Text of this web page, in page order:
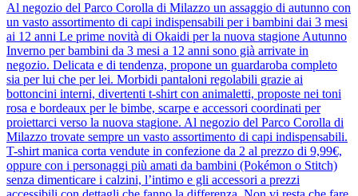
Al negozio del Parco Corolla di Milazzo un assaggio di autunno con
un vasto assortimento di capi indispensabili per i bambini dai 3 mesi
ai 12 anni Le prime novità di Okaidi per la nuova stagione Autunno
Inverno per bambini da 3 mesi a 12 anni sono già arrivate in
negozio. Delicata e di tendenza, propone un guardaroba completo
sia per lui che per lei. Morbidi pantaloni regolabili grazie ai
bottoncini interni, divertenti t-shirt con animaletti, proposte nei toni
rosa e bordeaux per le bimbe, scarpe e accessori coordinati per
proiettarci verso la nuova stagione. Al negozio del Parco Corolla di
Milazzo trovate sempre un vasto assortimento di capi indispensabili.
T-shirt manica corta vendute in confezione da 2 al prezzo di 9,99€,
oppure con i personaggi più amati da bambini (Pokémon o Stitch)
senza dimenticare i calzini, l’intimo e gli accessori a prezzi